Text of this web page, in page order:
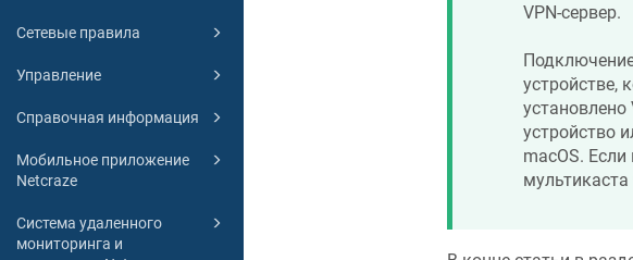
Сетевые правила
Управление
Справочная информация
Мобильное приложение
Netcraze
Система удаленного
мониторинга и
VPN-сервер.
устройстве,
устройство
macOS. Если
мультикаста